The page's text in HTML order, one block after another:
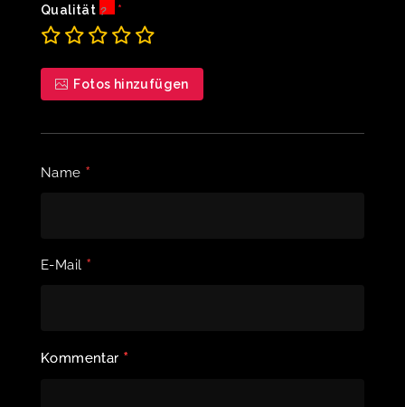
Qualität
Fotos hinzufügen
Name *
E-Mail *
Kommentar *